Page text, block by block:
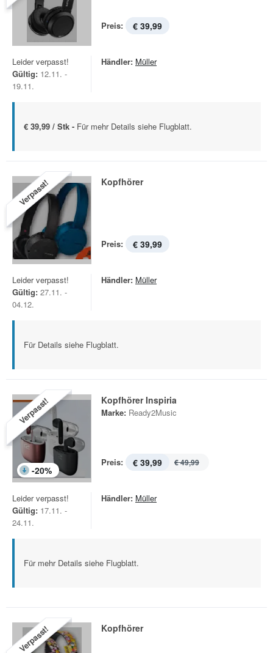
Preis: € 39,99
Leider verpasst!
Gültig: 12.11. -
19.11.
Händler: Müller
€ 39,99 / Stk - Für mehr Details siehe Flugblatt.
Verpasst! Kopfhörer
Preis: € 39,99
Leider verpasst!
Gültig: 27.11. -
04.12.
Händler: Müller
Für Details siehe Flugblatt.
Verpasst!
-20%
Kopfhörer Inspiria
Marke: Ready2Music
Preis: € 39,99 € 49,99
Leider verpasst!
Gültig: 17.11. -
24.11.
Händler: Müller
Für mehr Details siehe Flugblatt.
Verpasst! Kopfhörer